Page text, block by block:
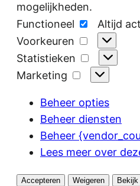
mogelijkheden.
Functioneel
Altijd
Voorkeuren
Statistieken
Marketing
Marketing
Beheer opties
Beheer diensten
Beheer
Lees meer over
Accepteren Weigeren